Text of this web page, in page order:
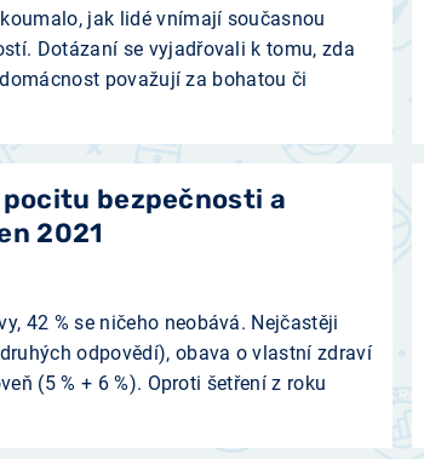
jak lidé vnímají současnou
Dotázaní se vyjadřovali k tomu, zda
považují za bohatou či
bezpečnosti a
2021
42 % se ničeho neobává. Nejčastěji
odpovědí), obava o vlastní zdraví
(5 % + 6 %). Oproti šetření z roku